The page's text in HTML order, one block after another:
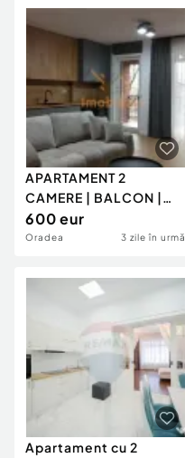
APARTAMENT 2
CAMERE | BALCON |
LOC DE PARCARE |
SCALA BLOC N
600 eur
Oradea 3 zile în urmă
Apartament cu 2